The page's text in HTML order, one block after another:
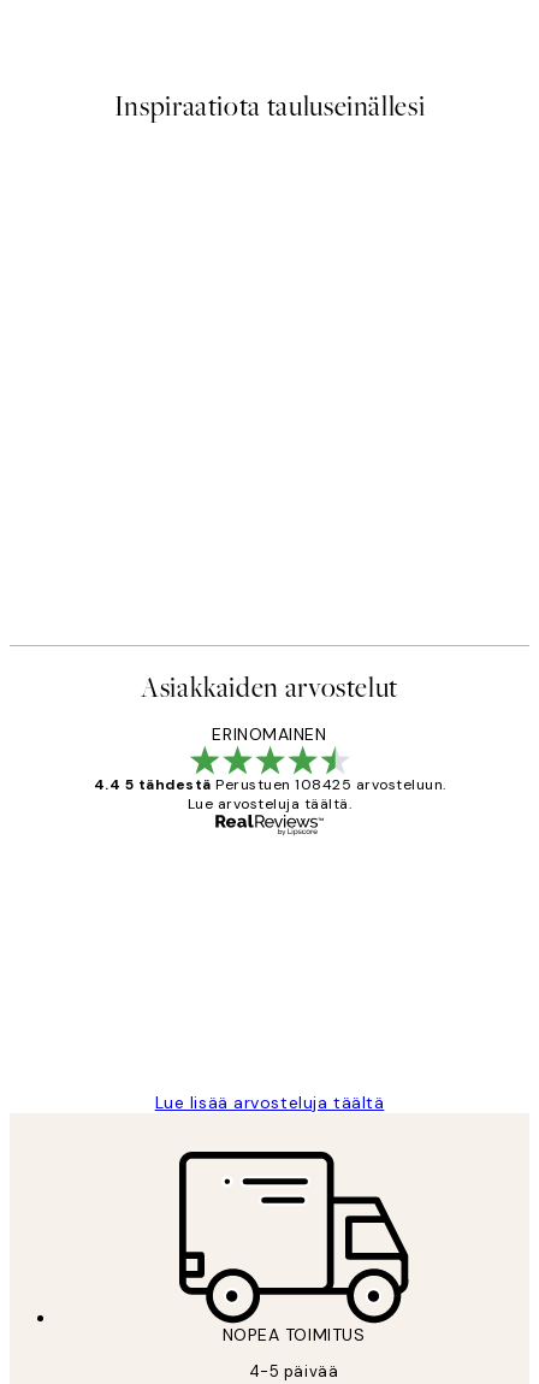
Inspiraatiota tauluseinällesi
Asiakkaiden arvostelut
ERINOMAINEN
4.4 5 tähdestä Perustuen 108425 arvosteluun.
Lue arvosteluja täältä.
Lue lisää arvosteluja täältä
NOPEA TOIMITUS
4-5 päivää